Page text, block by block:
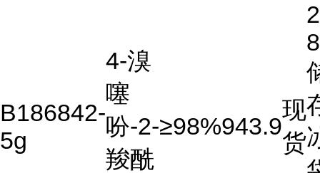
B186842-
5g
4-溴
噻
吩-2-
羧酰
≥98%943.9
现
货